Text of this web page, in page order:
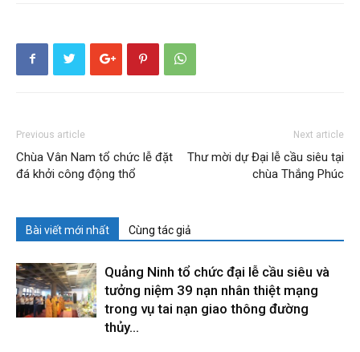
Previous article
Chùa Vân Nam tổ chức lễ đặt
đá khởi công động thổ
Next article
Thư mời dự Đại lễ cầu siêu tại
chùa Thắng Phúc
Bài viết mới nhất Cùng tác giả
Quảng Ninh tổ chức đại lễ cầu siêu và
tưởng niệm 39 nạn nhân thiệt mạng
trong vụ tai nạn giao thông đường
thủy...